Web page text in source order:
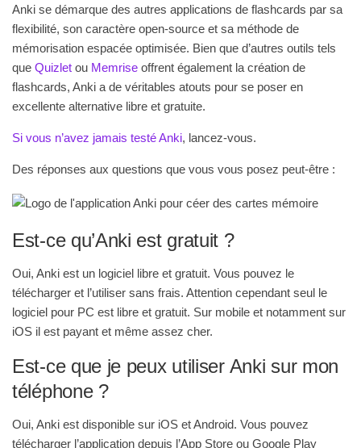
Anki se démarque des autres applications de flashcards par sa
flexibilité, son caractère open-source et sa méthode de
mémorisation espacée optimisée. Bien que d’autres outils tels
que Quizlet ou Memrise offrent également la création de
flashcards, Anki a de véritables atouts pour se poser en
excellente alternative libre et gratuite.
Si vous n’avez jamais testé Anki, lancez-vous.
Des réponses aux questions que vous vous posez peut-être :
Est-ce qu’Anki est gratuit ?
Oui, Anki est un logiciel libre et gratuit. Vous pouvez le
télécharger et l’utiliser sans frais. Attention cependant seul le
logiciel pour PC est libre et gratuit. Sur mobile et notamment sur
iOS il est payant et même assez cher.
Est-ce que je peux utiliser Anki sur mon
téléphone ?
Oui, Anki est disponible sur iOS et Android. Vous pouvez
télécharger l’application depuis l’App Store ou Google Play